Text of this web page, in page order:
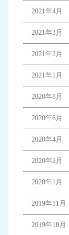
2021年4月
2021年3月
2021年2月
2021年1月
2020年8月
2020年6月
2020年4月
2020年2月
2020年1月
2019年11月
2019年10月